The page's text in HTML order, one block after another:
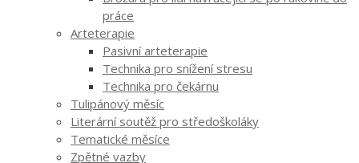
práce
Arteterapie
Pasivní arteterapie
Technika pro snížení stresu
Technika pro čekárnu
Tulipánový měsíc
Literární soutěž pro středoškoláky
Tematické měsíce
Zpětné vazby